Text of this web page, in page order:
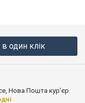
в один клік
Нова Пошта кур’єр